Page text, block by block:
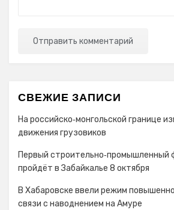
СВЕЖИЕ ЗАПИСИ
На российско‑монгольской границе
движения грузовиков
Первый строительно‑промышленный
пройдёт в Забайкалье 8 октября
В Хабаровске ввели режим
связи с наводнением на Амуре